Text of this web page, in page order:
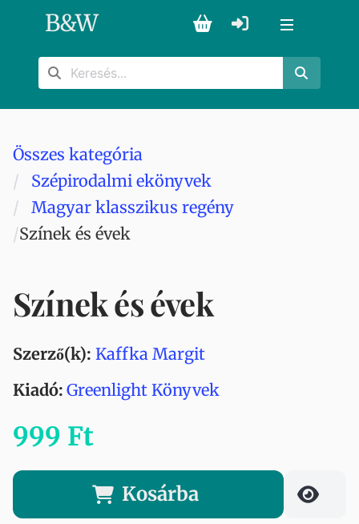
B&W
Összes kategória
Szépirodalmi ekönyvek
Magyar klasszikus regény
Színek és évek
Színek és évek
Szerző(k): Kaffka Margit
Kiadó: Greenlight Könyvek
999 Ft
Kosárba